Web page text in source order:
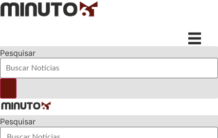
Ir
para
Pesquisar
Pesquisar